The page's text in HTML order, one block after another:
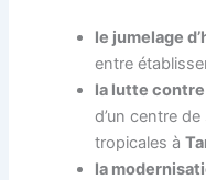
le jumelage
entre
la lutte
d’un centre
tropicales à
la